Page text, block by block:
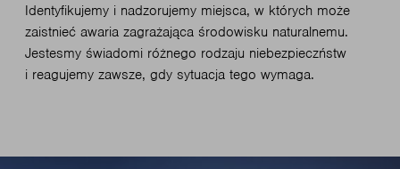
Identyfikujemy i nadzorujemy miejsca, w których może
zaistnieć awaria zagrażająca środowisku naturalnemu.
Jestesmy świadomi różnego rodzaju niebezpieczństw
i reagujemy zawsze, gdy sytuacja tego wymaga.